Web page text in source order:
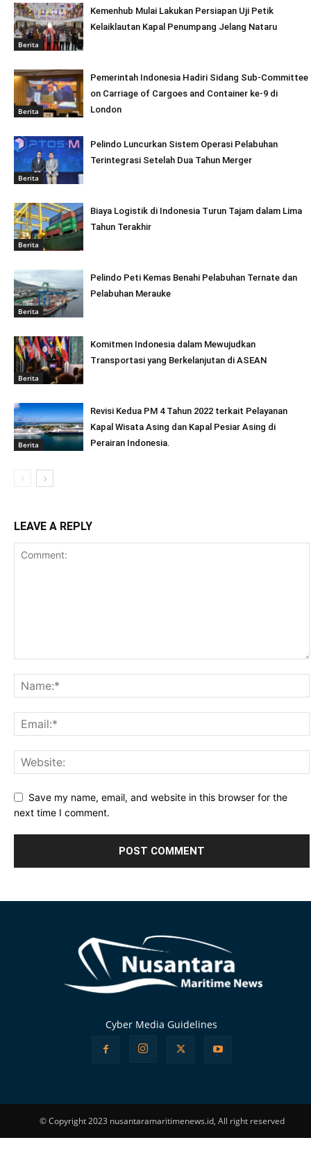
Berita
Kemenhub Mulai Lakukan Persiapan Uji Petik
Kelaiklautan Kapal Penumpang Jelang Nataru
Berita
Pemerintah Indonesia Hadiri Sidang Sub-Committee
on Carriage of Cargoes and Container ke-9 di
London
Berita
Pelindo Luncurkan Sistem Operasi Pelabuhan
Terintegrasi Setelah Dua Tahun Merger
Berita
Biaya Logistik di Indonesia Turun Tajam dalam Lima
Tahun Terakhir
Berita
Pelindo Peti Kemas Benahi Pelabuhan Ternate dan
Pelabuhan Merauke
Berita
Komitmen Indonesia dalam Mewujudkan
Transportasi yang Berkelanjutan di ASEAN
Berita
Revisi Kedua PM 4 Tahun 2022 terkait Pelayanan
Kapal Wisata Asing dan Kapal Pesiar Asing di
Perairan Indonesia.
LEAVE A REPLY
Save my name, email, and website in this browser for the
next time I comment.
Cyber Media Guidelines
© Copyright 2023 nusantaramaritimenews.id, All right reserved